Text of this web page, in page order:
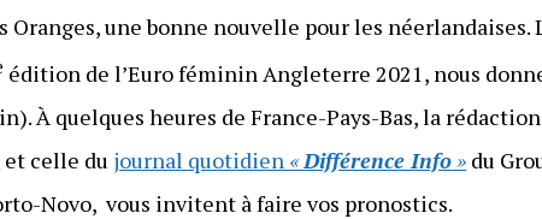
Oranges, une bonne nouvelle pour les néerlandaises.
édition de l’Euro féminin Angleterre 2021, nous
À quelques heures de France-Pays-Bas, la rédaction
et celle du journal quotidien «Différence Info» du
Novo, vous invitent à faire vos pronostics.